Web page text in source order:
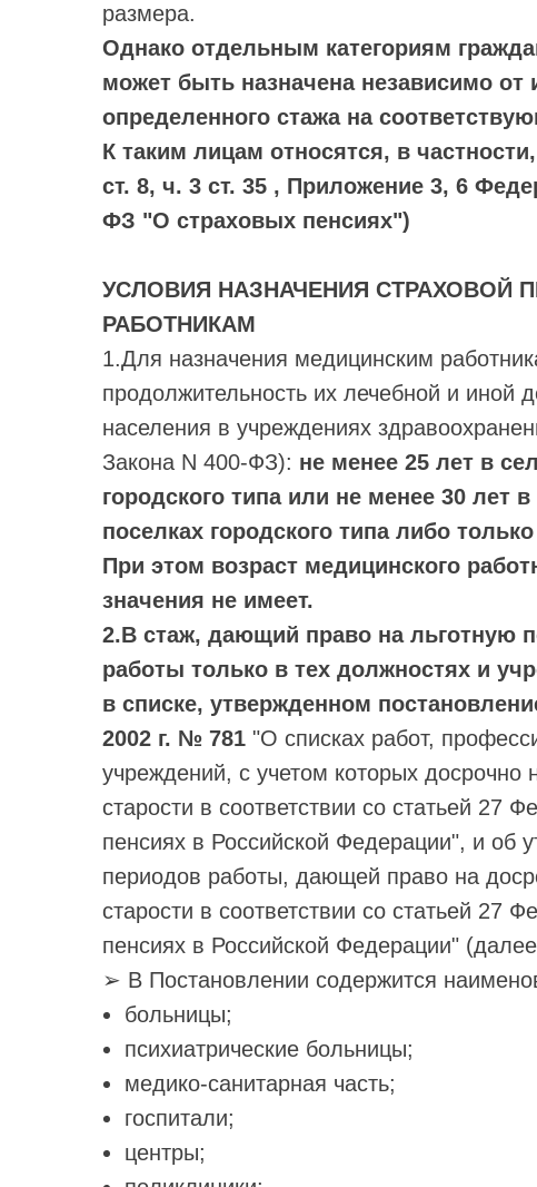
размера.
Однако отдельным категориям
может быть назначена независимо от
определенного стажа на
К таким лицам относятся, в
ст. 8, ч. 3 ст. 35 , Приложение 3, 6
ФЗ "О страховых пенсиях")
УСЛОВИЯ НАЗНАЧЕНИЯ СТРАХОВОЙ
РАБОТНИКАМ
1.Для назначения медицинским
продолжительность их лечебной и иной
населения в учреждениях
Закона N 400-ФЗ): не менее 25 лет в
городского типа или не менее 30 лет
поселках городского типа либо
При этом возраст медицинского
значения не имеет.
2.В стаж, дающий право на льготную
работы только в тех должностях и
в списке, утвержденном
2002 г. № 781 "О списках работ,
учреждений, с учетом которых досрочно
старости в соответствии со статьей 27
пенсиях в Российской Федерации", и об
периодов работы, дающей право на
старости в соответствии со статьей 27
пенсиях в Российской Федерации"
➢ В Постановлении содержится
больницы;
психиатрические больницы;
медико-санитарная часть;
госпитали;
центры;